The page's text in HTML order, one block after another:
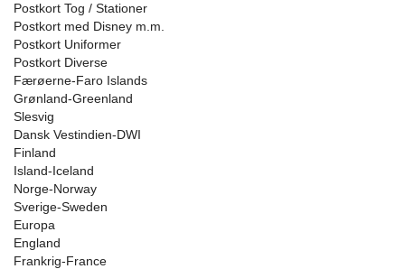
Postkort Tog / Stationer
Postkort med Disney m.m.
Postkort Uniformer
Postkort Diverse
Færøerne-Faro Islands
Grønland-Greenland
Slesvig
Dansk Vestindien-DWI
Finland
Island-Iceland
Norge-Norway
Sverige-Sweden
Europa
England
Frankrig-France